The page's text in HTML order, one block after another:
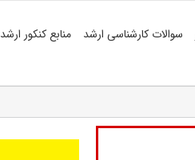
سوالات کارشناسی ارشد منابع کنکور ارشد